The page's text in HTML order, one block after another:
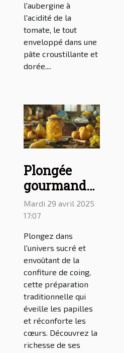
l'aubergine à
l'acidité de la
tomate, le tout
enveloppé dans une
pâte croustillante et
dorée....
Plongée
gourmande
dans
l'univers de
la confiture
de coing
Mardi 29 avril 2025
17:07
Plongez dans
l'univers sucré et
envoûtant de la
confiture de coing,
cette préparation
traditionnelle qui
éveille les papilles
et réconforte les
cœurs. Découvrez la
richesse de ses